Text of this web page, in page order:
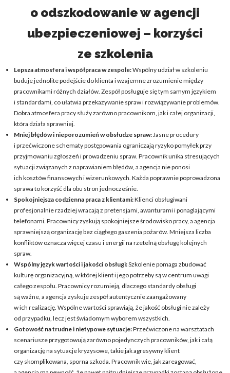
o odszkodowanie w agencji
ubezpieczeniowej – korzyści
ze szkolenia
Lepsza atmosfera i współpraca w zespole:Wspólny udział w szkoleniu
buduje jednolite podejście do klienta i wzajemne zrozumienie między
pracownikami różnych działów. Zespół posługuje się tym samym językiem
i standardami, co ułatwia przekazywanie spraw i rozwiązywanie problemów.
Dobra atmosfera pracy służy zarówno pracownikom, jak i całej organizacji,
która działa sprawniej.
Mniej błędów i nieporozumień w obsłudze spraw:Jasne procedury
i przećwiczone schematy postępowania ograniczają ryzyko pomyłek przy
przyjmowaniu zgłoszeń i prowadzeniu spraw. Pracownik unika stresujących
sytuacji związanych z naprawianiem błędów, a agencja nie ponosi
ich kosztów finansowych i wizerunkowych. Każda poprawnie poprowadzona
sprawa to korzyść dla obu stron jednocześnie.
Spokojniejsza codzienna praca z klientami:Klienci obsługiwani
profesjonalnie rzadziej wracają z pretensjami, awanturami i ponaglającymi
telefonami. Pracownicy zyskują spokojniejsze środowisko pracy, a agencja
sprawniejszą organizację bez ciągłego gaszenia pożarów. Mniejsza liczba
konfliktów oznacza więcej czasu i energii na rzetelną obsługę kolejnych
spraw.
Wspólny język wartości i jakości obsługi:Szkolenie pomaga zbudować
kulturę organizacyjną, w której klient i jego potrzeby są w centrum uwagi
całego zespołu. Pracownicy rozumieją, dlaczego standardy obsługi
są ważne, a agencja zyskuje zespół autentycznie zaangażowany
w ich realizację. Wspólne wartości sprawiają, że jakość obsługi nie zależy
od przypadku, lecz jest świadomym wyborem wszystkich.
Gotowość na trudne i nietypowe sytuacje:Przećwiczone na warsztatach
scenariusze przygotowują zarówno pojedynczych pracowników, jak i całą
organizację na sytuacje kryzysowe, takie jak agresywny klient
czy skomplikowana, sporna szkoda. Pracownik wie, jak zareagować,